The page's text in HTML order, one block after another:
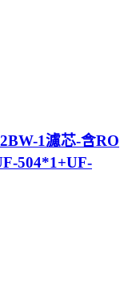
1濾芯-含RO
504*1+UF-